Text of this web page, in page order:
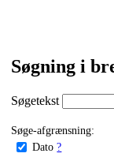
Søgning i
Søgetekst
Søge-afgrænsning:
Dato ?